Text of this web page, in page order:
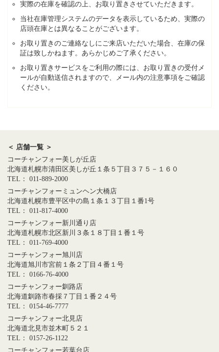
実際の在庫を確認の上、お取り置きさせていただきます。
当社在庫管理システムのデータを表示しているため、実際の
店頭在庫とは異なることがございます。
お取り置きのご連絡なしにご来店いただいた場合、在庫の保
証は致しかねます。あらかじめご了承ください。
お取り置きサービスをご利用の際には、お取り置きの受付メ
ールが自動送信されますので、メール内の注意事項をご確認
ください。
＜ 店舗一覧 ＞
コーチャンフォー美しが丘店
北海道札幌市清田区美しが丘１条５丁目３７５－１６０
TEL： 011-889-2000
コーチャンフォーミュンヘン大橋店
北海道札幌市豊平区中の島１条１３丁目１番1号
TEL： 011-817-4000
コーチャンフォー新川通り店
北海道札幌市北区新川３条１８丁目１番１号
TEL： 011-769-4000
コーチャンフォー旭川店
北海道旭川市宮前１条２丁目４番１号
TEL： 0166-76-4000
コーチャンフォー釧路店
北海道釧路市春採７丁目１番２４号
TEL： 0154-46-7777
コーチャンフォー北見店
北海道北見市並木町５２１
TEL： 0157-26-1122
コーチャンフォー若葉台店